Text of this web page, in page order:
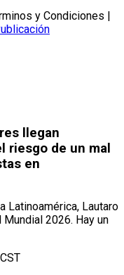
y Condiciones |
llegan
riesgo de un mal
en
Latinoamérica, Lautaro
2026. Hay un